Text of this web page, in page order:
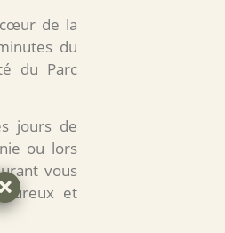
de la
du
du Parc
jours de
ou lors
vous
et